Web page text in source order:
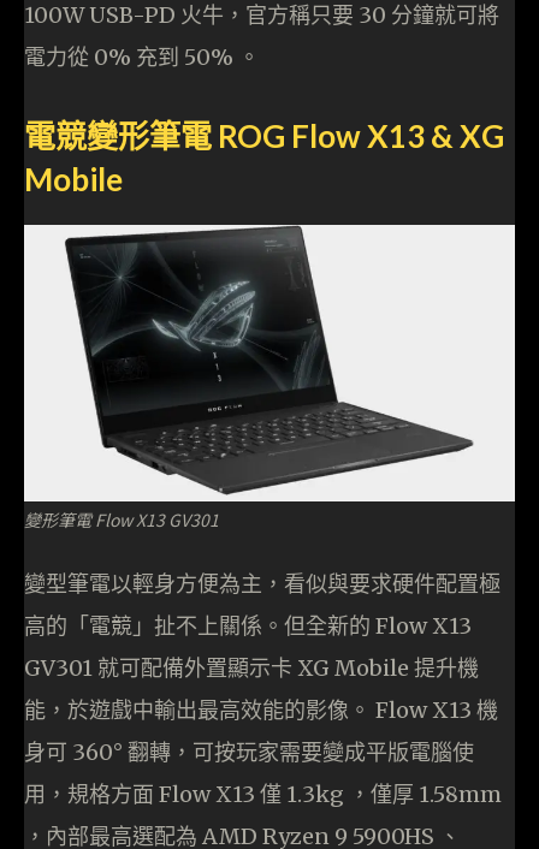
100W USB-PD 火牛，官方稱只要 30 分鐘就可將
電力從 0% 充到 50% 。
電競變形筆電 ROG Flow X13 & XG
Mobile
變形筆電 Flow X13 GV301
變型筆電以輕身方便為主，看似與要求硬件配置極
高的「電競」扯不上關係。但全新的 Flow X13
GV301 就可配備外置顯示卡 XG Mobile 提升機
能，於遊戲中輸出最高效能的影像。 Flow X13 機
身可 360° 翻轉，可按玩家需要變成平版電腦使
用，規格方面 Flow X13 僅 1.3kg ，僅厚 1.58mm
，內部最高選配為 AMD Ryzen 9 5900HS 、